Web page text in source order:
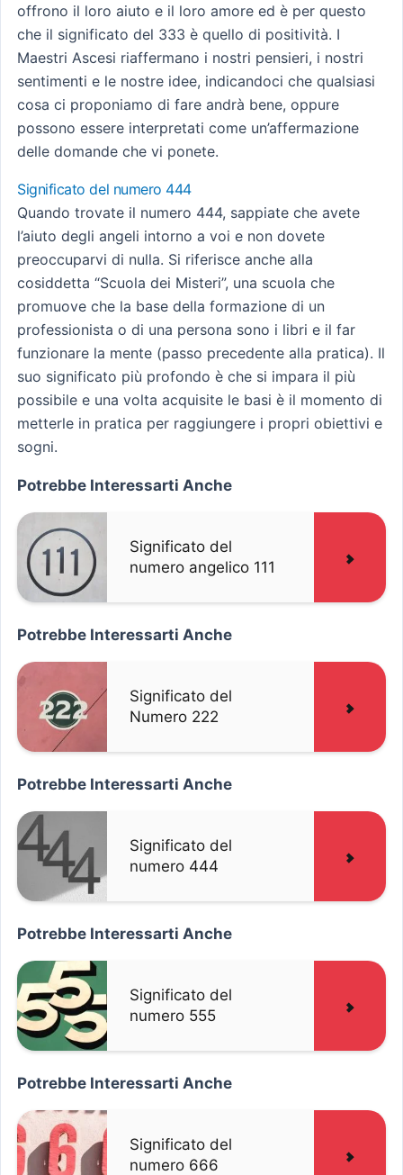
offrono il loro aiuto e il loro amore ed è per questo
che il significato del 333 è quello di positività. I
Maestri Ascesi riaffermano i nostri pensieri, i nostri
sentimenti e le nostre idee, indicandoci che qualsiasi
cosa ci proponiamo di fare andrà bene, oppure
possono essere interpretati come un’affermazione
delle domande che vi ponete.
Significato del numero 444
Quando trovate il numero 444, sappiate che avete
l’aiuto degli angeli intorno a voi e non dovete
preoccuparvi di nulla. Si riferisce anche alla
cosiddetta “Scuola dei Misteri”, una scuola che
promuove che la base della formazione di un
professionista o di una persona sono i libri e il far
funzionare la mente (passo precedente alla pratica). Il
suo significato più profondo è che si impara il più
possibile e una volta acquisite le basi è il momento di
metterle in pratica per raggiungere i propri obiettivi e
sogni.
Potrebbe Interessarti Anche
Significato del
numero angelico 111
Potrebbe Interessarti Anche
Significato del
Numero 222
Potrebbe Interessarti Anche
Significato del
numero 444
Potrebbe Interessarti Anche
Significato del
numero 555
Potrebbe Interessarti Anche
Significato del
numero 666